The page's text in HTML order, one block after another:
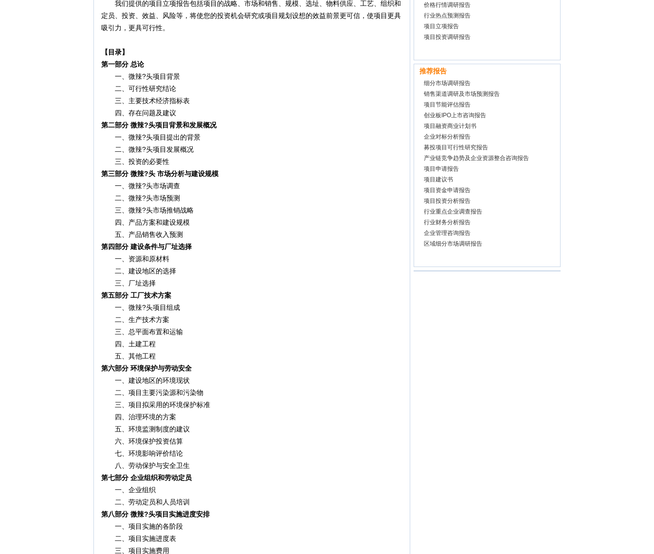
我们提供的项目立项报告包括项目的战略、市场和销售、规模、选址、物料供应、工艺、组织和
定员、投资、效益、风险等，将使您的投资机会研究或项目规划设想的效益前景更可信，使项目更具
吸引力，更具可行性。
【目录】
第一部分 总论
一、微辣?头项目背景
二、可行性研究结论
三、主要技术经济指标表
四、存在问题及建议
第二部分 微辣?头项目背景和发展概况
一、微辣?头项目提出的背景
二、微辣?头项目发展概况
三、投资的必要性
第三部分 微辣?头 市场分析与建设规模
一、微辣?头市场调查
二、微辣?头市场预测
三、微辣?头市场推销战略
四、产品方案和建设规模
五、产品销售收入预测
第四部分 建设条件与厂址选择
一、资源和原材料
二、建设地区的选择
三、厂址选择
第五部分 工厂技术方案
一、微辣?头项目组成
二、生产技术方案
三、总平面布置和运输
四、土建工程
五、其他工程
第六部分 环境保护与劳动安全
一、建设地区的环境现状
二、项目主要污染源和污染物
三、项目拟采用的环境保护标准
四、治理环境的方案
五、环境监测制度的建议
六、环境保护投资估算
七、环境影响评价结论
八、劳动保护与安全卫生
第七部分 企业组织和劳动定员
一、企业组织
二、劳动定员和人员培训
第八部分 微辣?头项目实施进度安排
一、项目实施的各阶段
二、项目实施进度表
三、项目实施费用
价格行情调研报告
行业热点预测报告
项目立项报告
项目投资调研报告
推荐报告
细分市场调研报告
销售渠道调研及市场预测报告
项目节能评估报告
创业板IPO上市咨询报告
项目融资商业计划书
企业对标分析报告
募投项目可行性研究报告
产业链竞争趋势及企业资源整合咨询报告
项目申请报告
项目建议书
项目资金申请报告
项目投资分析报告
行业重点企业调查报告
行业财务分析报告
企业管理咨询报告
区域细分市场调研报告